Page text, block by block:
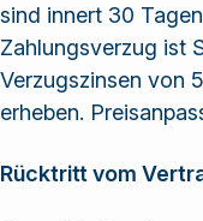
sind innert 30
Zahlungsverzug ist
Verzugszinsen von
erheben.
Rücktritt vom